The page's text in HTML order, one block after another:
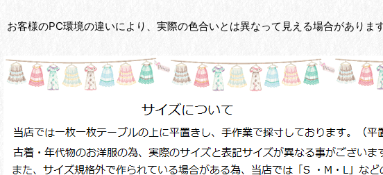
お客様のPC環境の違いにより、実際の色合いとは異なって見える場合があり